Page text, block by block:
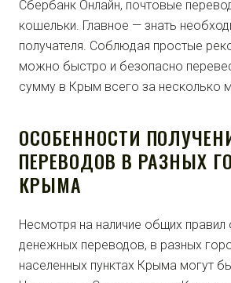
Сбербанк Онлайн, почтовые
кошельки. Главное — знать
получателя. Соблюдая простые
можно быстро и безопасно
сумму в Крым всего за несколько
ОСОБЕННОСТИ
ПЕРЕВОДОВ В РАЗНЫХ
КРЫМА
Несмотря на наличие общих правил
денежных переводов, в разных
населенных пунктах Крыма могут